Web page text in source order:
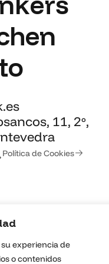
experiencia de
o contenidos
ker
hen
h
o
o
11, 2º,
Política de Cookies